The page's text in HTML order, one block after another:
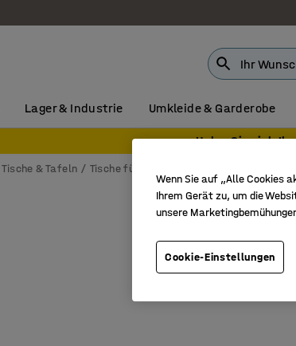
Lager & Industrie Umkleide & Garderobe
Holen Sie sich
Tische & Tafeln Tische für das Klassenzimmer, feste Höhe
Wenn Sie auf „Alle Cookies
Ihrem Gerät zu, um die
unsere
Cookie-Einstellungen